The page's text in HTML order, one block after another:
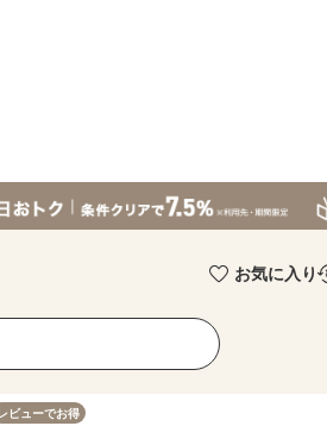
お気に入り
ビューでお得